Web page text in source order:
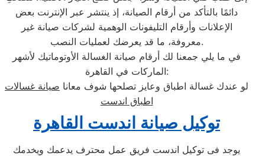
دائمًا بالتأكد من أرقام الصيانة، إذ ينتشر عبر الإنترنت بعض
الإعلانات وأرقام التليفونات الوهمية لشركات صيانة غير
معروفة، ما قد يعرضك لعمليات النصب.
في ما يلي جمعنا لك أرقام صيانة الغسالة الأوتوماتيك لأشهر
الماركات في القاهرة:
لو عندك غسالة اطباق وعايز تصلحها شوف معانا صيانة غسالات
اطباق اندست
توكيل صيانة اندست القاهرة
يوجد فى توكيل اندست فريق عمل محترف يدعمك ويخدمك